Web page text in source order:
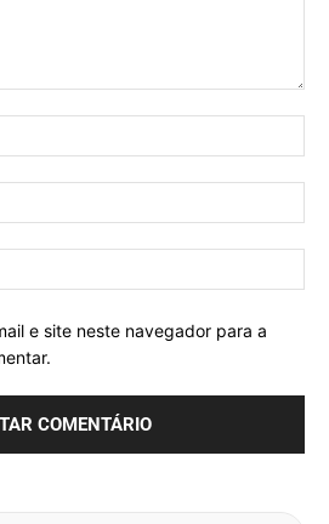
e site neste navegador para a